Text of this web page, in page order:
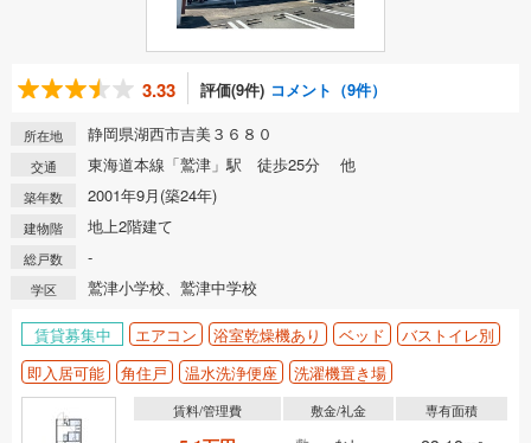
3.33 評価(9件) コメント（9件）
所在地 静岡県湖西市吉美３６８０
交通 東海道本線「鷲津」駅 徒歩25分 他
築年数 2001年9月(築24年)
建物階 地上2階建て
総戸数 -
学区 鷲津小学校、鷲津中学校
賃貸募集中 エアコン 浴室乾燥機あり ベッド
バストイレ別
即入居可能
角住戸 温水洗浄便座 洗濯機置き場
賃料/管理費 敷金/礼金 専有面積